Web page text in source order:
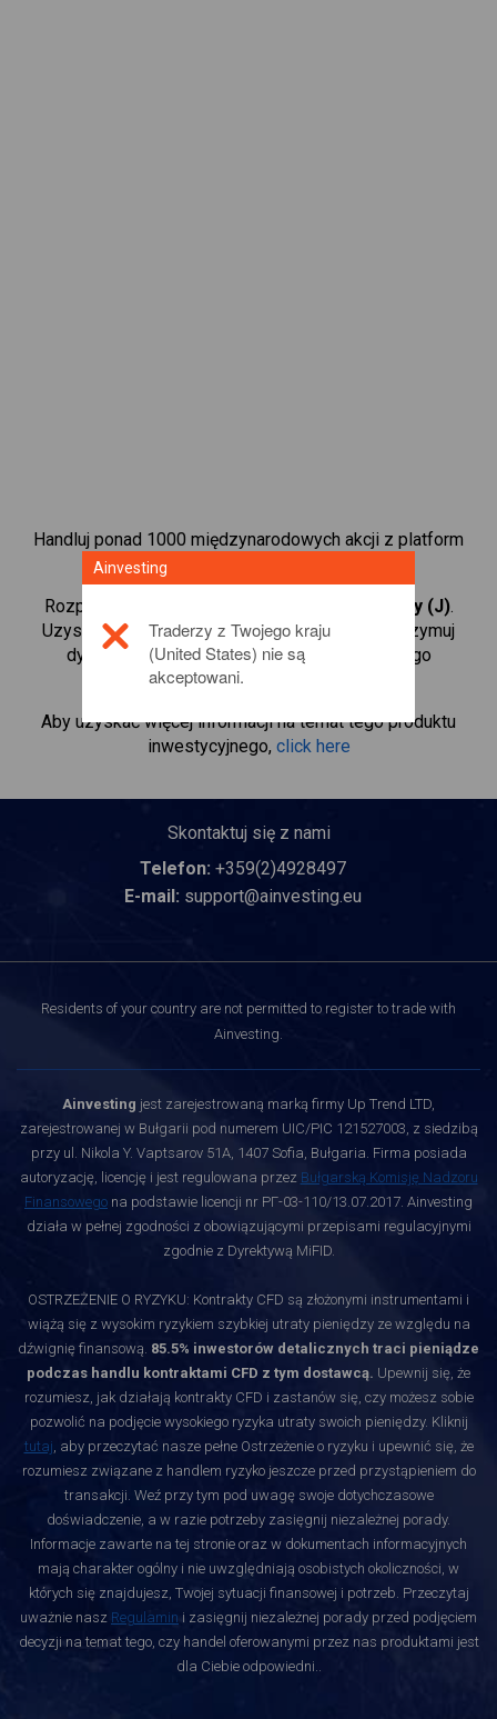
Handluj ponad 1000 międzynarodowych akcji z platform
handlową CFD od Ainvesting.
Rozpocznij handel kontraktami CFD w
Sainsbury (J).
Uzyskaj notowania w czasie rzeczywistym i otrzymuj
dywidendy tak, jak w przypadku rzeczywistego
posiadania akcji.
Aby uzyskać więcej informacji na temat tego produktu
inwestycyjnego, click here
Skontaktuj się z nami
Telefon: +359(2)4928497
E-mail: support@ainvesting.eu
Residents of your country are not permitted to register to trade with
Ainvesting.
Ainvesting jest zarejestrowaną marką firmy Up Trend LTD,
zarejestrowanej w Bułgarii pod numerem UIC/PIC 121527003, z siedzibą
przy ul. Nikola Y. Vaptsarov 51A, 1407 Sofia, Bułgaria. Firma posiada
autoryzację, licencję i jest regulowana przez Bułgarską Komisję Nadzoru
Finansowego na podstawie licencji nr РГ-03-110/13.07.2017. Ainvesting
działa w pełnej zgodności z obowiązującymi przepisami regulacyjnymi
zgodnie z Dyrektywą MiFID.
OSTRZEŻENIE O RYZYKU: Kontrakty CFD są złożonymi instrumentami i
wiążą się z wysokim ryzykiem szybkiej utraty pieniędzy ze względu na
dźwignię finansową. 85.5% inwestorów detalicznych traci pieniądze
podczas handlu kontraktami CFD z tym dostawcą. Upewnij się, że
rozumiesz, jak działają kontrakty CFD i zastanów się, czy możesz sobie
pozwolić na podjęcie wysokiego ryzyka utraty swoich pieniędzy. Kliknij
tutaj, aby przeczytać nasze pełne Ostrzeżenie o ryzyku i upewnić się, że
rozumiesz związane z handlem ryzyko jeszcze przed przystąpieniem do
transakcji. Weź przy tym pod uwagę swoje dotychczasowe
doświadczenie, a w razie potrzeby zasięgnij niezależnej porady.
Informacje zawarte na tej stronie oraz w dokumentach informacyjnych
mają charakter ogólny i nie uwzględniają osobistych okoliczności, w
których się znajdujesz, Twojej sytuacji finansowej i potrzeb. Przeczytaj
uważnie nasz Regulamin i zasięgnij niezależnej porady przed podjęciem
decyzji na temat tego, czy handel oferowanymi przez nas produktami jest
dla Ciebie odpowiedni..
Ainvesting
Traderzy z Twojego kraju
(United States) nie są
akceptowani.